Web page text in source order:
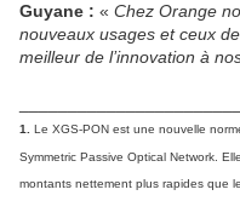
Guyane : « Chez Orange
nouveaux usages et ceux
meilleur de l’innovation à
1. Le XGS-PON est une nouvelle
Symmetric Passive Optical Network.
montants nettement plus rapides que